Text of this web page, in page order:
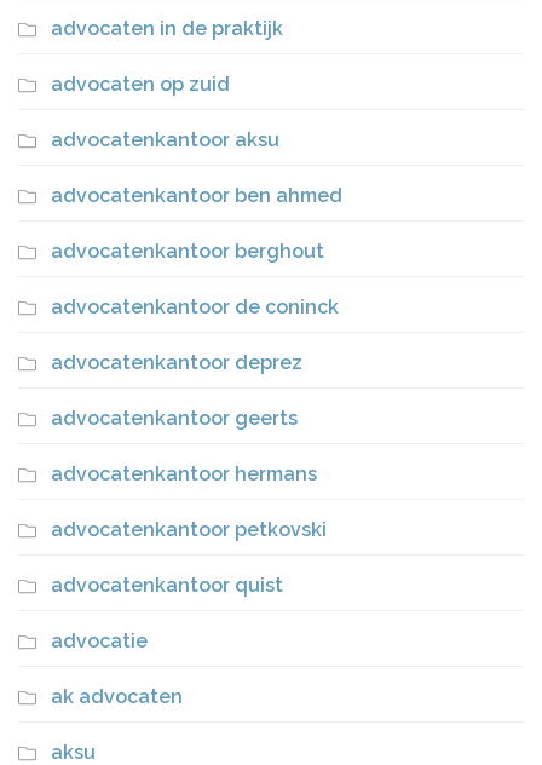
advocaten in de praktijk
advocaten op zuid
advocatenkantoor aksu
advocatenkantoor ben ahmed
advocatenkantoor berghout
advocatenkantoor de coninck
advocatenkantoor deprez
advocatenkantoor geerts
advocatenkantoor hermans
advocatenkantoor petkovski
advocatenkantoor quist
advocatie
ak advocaten
aksu